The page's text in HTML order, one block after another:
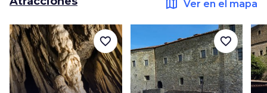
map Ver en el mapa
favorite_border favorite_border